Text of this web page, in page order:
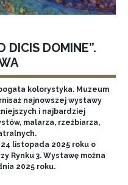
DICIS DOMINE”.
kolorystyka. Muzeum
najnowszej wystawy
i najbardziej
malarza, rzeźbiarza,
24 listopada 2025 roku o
Rynku 3. Wystawę można
2025 roku.